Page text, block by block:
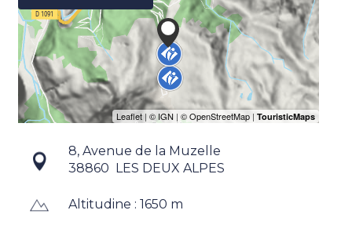
8, Avenue de la Muzelle
38860
LES DEUX ALPES
Altitudine : 1650 m